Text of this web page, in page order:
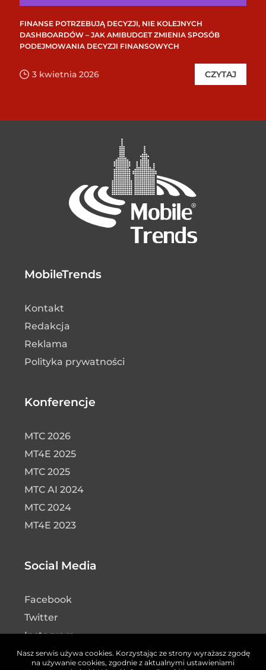
FINANSE POTRZEBUJĄ DECYZJI, NIE KOLEJNYCH
DASHBOARDÓW – JAK AMIBUDGET ZMIENIA SPOSÓB
PODEJMOWANIA DECYZJI FINANSOWYCH
3 kwietnia 2026 CZYTAJ
MobileTrends
Kontakt
Redakcja
Reklama
Polityka prywatności
Konferencje
MTC 2026
MT4E 2025
MTC 2025
MTC AI 2024
MTC 2024
MT4E 2023
Social Media
Facebook
Twitter
Instagram
LinkedIn
Nasz serwis używa cookies. Korzystając ze strony wyrażasz zgodę
na używanie cookies, zgodnie z aktualnymi ustawieniami